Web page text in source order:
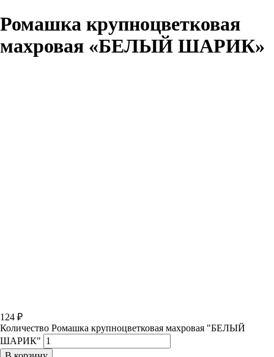
Ромашка крупноцветковая
махровая «БЕЛЫЙ ШАРИК»
124 ₽
Количество Ромашка крупноцветковая махровая "БЕЛЫЙ
ШАРИК"